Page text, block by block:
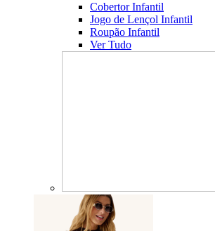
Cobertor Infantil
Jogo de Lençol Infantil
Roupão Infantil
Ver Tudo